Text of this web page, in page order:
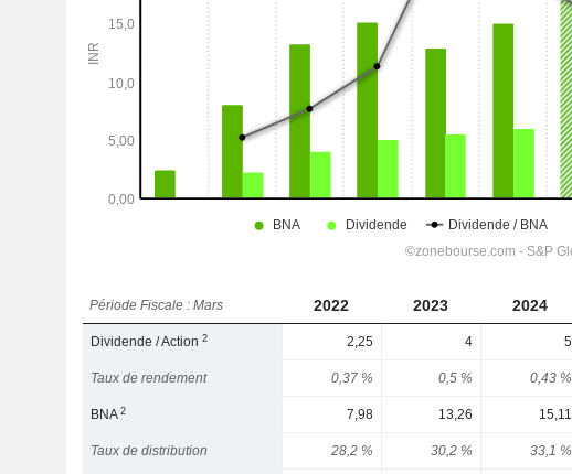
Période Fiscale : Mars 2022 2023 2024
Dividende / Action2 2,25 4 5
Taux de rendement 0,37 % 0,5 % 0,43 %
BNA2 7,98 13,26 15,11
Taux de distribution 28,2 % 30,2 % 33,1 %